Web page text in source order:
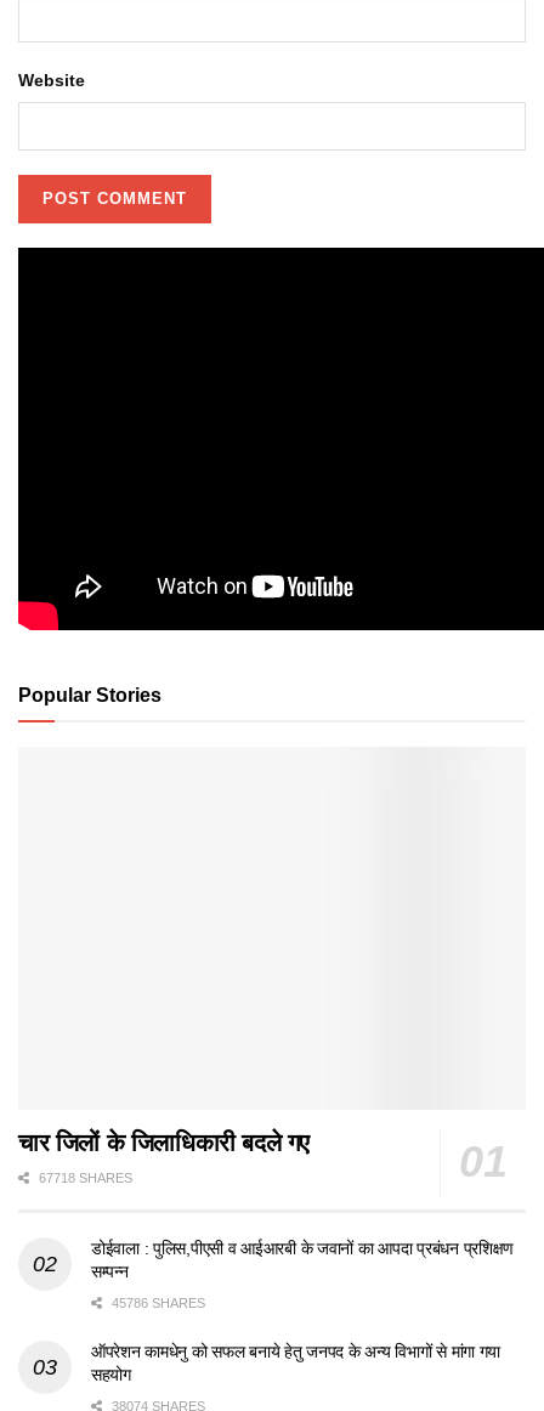
Website
Popular Stories
चार जिलों के जिलाधिकारी बदले गए
67718 SHARES
डोईवाला : पुलिस,पीएसी व आईआरबी के जवानों का आपदा प्रबंधन प्रशिक्षण
सम्पन्न
45786 SHARES
ऑपरेशन कामधेनु को सफल बनाये हेतु जनपद के अन्य विभागों से मांगा गया
सहयोग
38074 SHARES